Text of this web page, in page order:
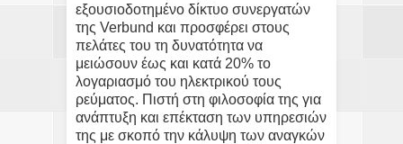
εξουσιοδοτημένο δίκτυο συνεργατών
της Verbund και προσφέρει στους
πελάτες του τη δυνατότητα να
μειώσουν έως και κατά 20% το
λογαριασμό του ηλεκτρικού τους
ρεύματος. Πιστή στη φιλοσοφία της για
ανάπτυξη και επέκταση των υπηρεσιών
της με σκοπό την κάλυψη των αναγκών